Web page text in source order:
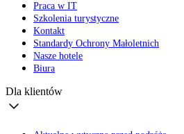
Praca w IT
Szkolenia turystyczne
Kontakt
Standardy Ochrony Małoletnich
Nasze hotele
Biura
Dla klientów